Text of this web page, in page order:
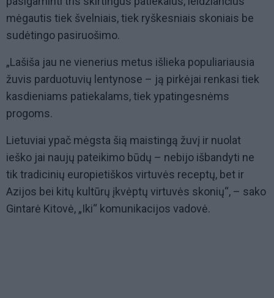
mėgautis tiek švelniais, tiek ryškesniais skoniais be
sudėtingo pasiruošimo.
„Lašiša jau ne vienerius metus išlieka populiariausia
žuvis parduotuvių lentynose – ją pirkėjai renkasi tiek
kasdieniams patiekalams, tiek ypatingesnėms
progoms.
Lietuviai ypač mėgsta šią maistingą žuvį ir nuolat
ieško jai naujų pateikimo būdų – nebijo išbandyti ne
tik tradicinių europietiškos virtuvės receptų, bet ir
Azijos bei kitų kultūrų įkvėptų virtuvės skonių“, – sako
Gintarė Kitovė, „Iki“ komunikacijos vadovė.